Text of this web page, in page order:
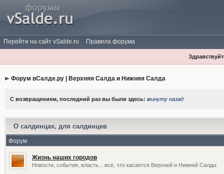
Перейти на сайт vSalde.ru Правила форума
Форум вСалде.ру | Верхняя Салда и Нижняя Салда
С возвращением, последний раз вы были здесь: минуту назад
О салдинцах, для салдинцев
Форум
Жизнь наших городов
Новости, события, власть... всё, что касается Верхней и Нижней Салды